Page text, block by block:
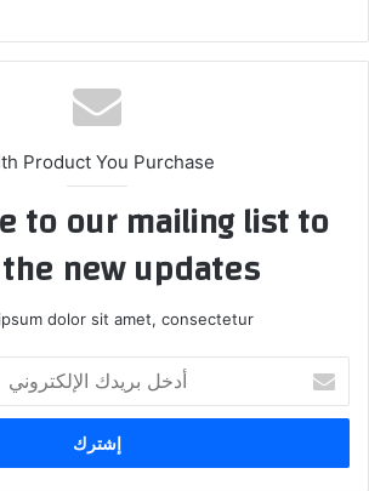
Product You Purchase
to our mailing list to
new updates!
dolor sit amet, consectetur.
بريدك
الإلكتروني